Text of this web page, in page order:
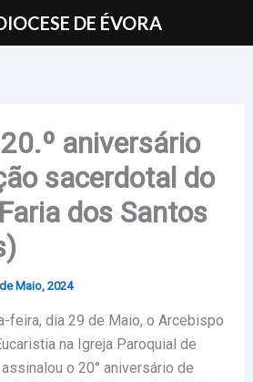
aniversário
sacerdotal do
dos Santos
Maio, 2024
feira, dia 29 de Maio, o Arcebispo
na Igreja Paroquial de
o 20° aniversário de
DE ÉVORA